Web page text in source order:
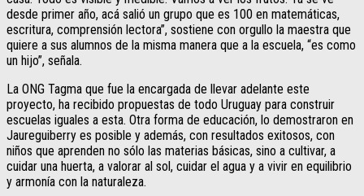
desde primer año, acá salió un grupo que es 100 en matemáticas,
escritura, comprensión lectora”, sostiene con orgullo la maestra que
quiere a sus alumnos de la misma manera que a la escuela, “es como
un hijo”, señala.
La ONG Tagma que fue la encargada de llevar adelante este
proyecto, ha recibido propuestas de todo Uruguay para construir
escuelas iguales a esta. Otra forma de educación, lo demostraron en
Jaureguiberry es posible y además, con resultados exitosos, con
niños que aprenden no sólo las materias básicas, sino a cultivar, a
cuidar una huerta, a valorar al sol, cuidar el agua y a vivir en equilibrio
y armonía con la naturaleza.